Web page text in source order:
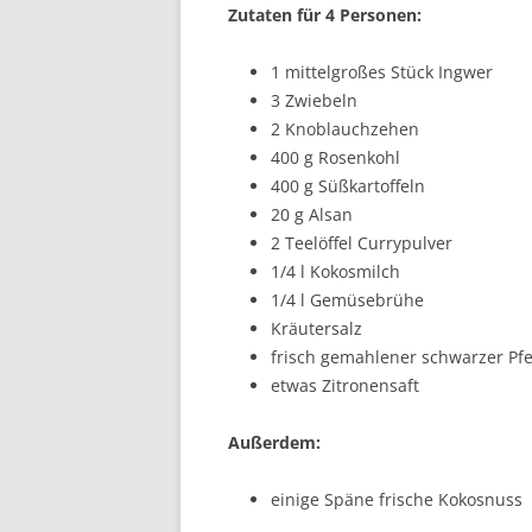
Zutaten für 4 Personen:
1 mittelgroßes Stück Ingwer
3 Zwiebeln
2 Knoblauchzehen
400 g Rosenkohl
400 g Süßkartoffeln
20 g Alsan
2 Teelöffel Currypulver
1/4 l Kokosmilch
1/4 l Gemüsebrühe
Kräutersalz
frisch gemahlener schwarzer
etwas Zitronensaft
Außerdem:
einige Späne frische Kokosnuss